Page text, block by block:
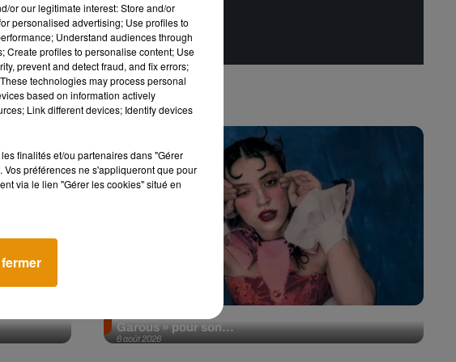
6 août 2026
Pomme emprunte le décor de l’émission « Loups
Garous » pour son...
or our legitimate interest: Store and/or
personalised advertising; Use profiles to
Understand audiences through
Create profiles to personalise content; Use
prevent and detect fraud, and fix errors;
technologies may process personal
based on information actively
Link different devices; Identify devices
finalités et/ou partenaires dans "Gérer
préférences ne s'appliqueront que pour
via le lien "Gérer les cookies" situé en